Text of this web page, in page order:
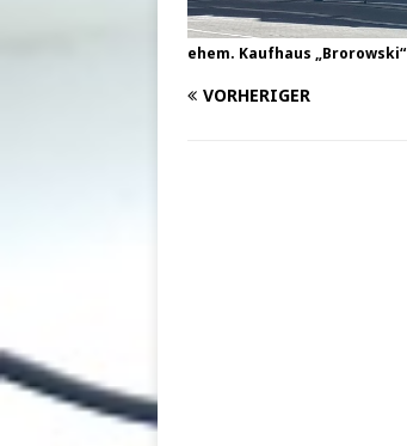
ehem. Kaufhaus „Brorowski“
VORHERIGER